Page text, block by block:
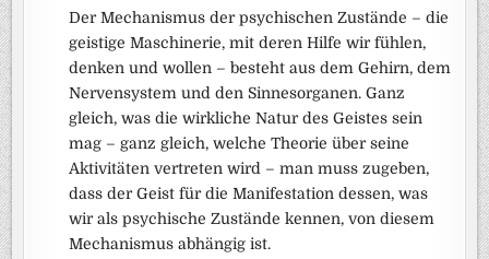
Der Mechanismus der psychischen Zustände – die
geistige Maschinerie, mit deren Hilfe wir fühlen,
denken und wollen – besteht aus dem Gehirn, dem
Nervensystem und den Sinnesorganen. Ganz
gleich, was die wirkliche Natur des Geistes sein
mag – ganz gleich, welche Theorie über seine
Aktivitäten vertreten wird – man muss zugeben,
dass der Geist für die Manifestation dessen, was
wir als psychische Zustände kennen, von diesem
Mechanismus abhängig ist.